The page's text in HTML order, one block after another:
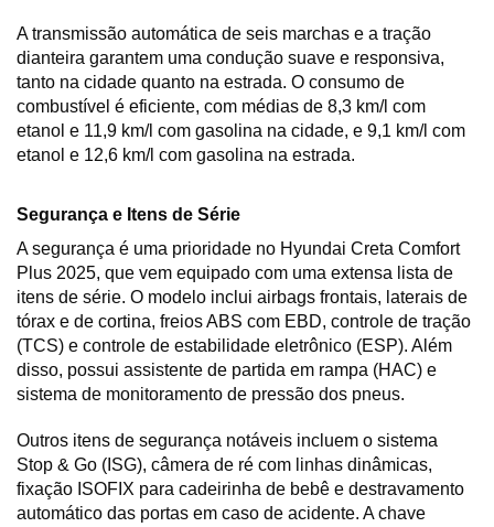
A transmissão automática de seis marchas e a tração
dianteira garantem uma condução suave e responsiva,
tanto na cidade quanto na estrada. O consumo de
combustível é eficiente, com médias de 8,3 km/l com
etanol e 11,9 km/l com gasolina na cidade, e 9,1 km/l com
etanol e 12,6 km/l com gasolina na estrada.
Segurança e Itens de Série
A segurança é uma prioridade no Hyundai Creta Comfort
Plus 2025, que vem equipado com uma extensa lista de
itens de série. O modelo inclui airbags frontais, laterais de
tórax e de cortina, freios ABS com EBD, controle de tração
(TCS) e controle de estabilidade eletrônico (ESP). Além
disso, possui assistente de partida em rampa (HAC) e
sistema de monitoramento de pressão dos pneus.
Outros itens de segurança notáveis incluem o sistema
Stop & Go (ISG), câmera de ré com linhas dinâmicas,
fixação ISOFIX para cadeirinha de bebê e destravamento
automático das portas em caso de acidente. A chave